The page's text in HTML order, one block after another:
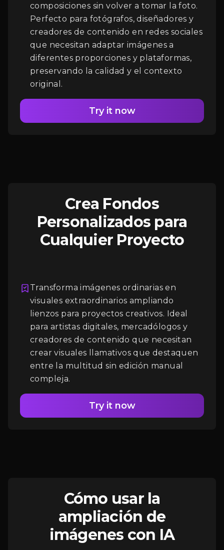
composiciones sin volver a tomar la foto.
Perfecto para fotógrafos, diseñadores y
creadores de contenido en redes sociales
que necesitan adaptar imágenes a
diferentes proporciones y plataformas,
preservando la calidad y el contexto
original.
Try it now
Iniciar Sesión
Crea Fondos
Personalizados para
Cualquier Proyecto
Transforma imágenes ordinarias en
visuales extraordinarios ampliando
lienzos para proyectos creativos. Ideal
para artistas digitales, mercadólogos y
creadores de contenido que necesitan
crear visuales llamativos que destaquen
entre la multitud sin edición manual
compleja.
Try it now
Iniciar Sesión
Cómo usar la
ampliación de
imágenes con IA